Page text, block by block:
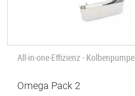
All-in-one-Effizienz - Kolbenpumpe
Omega Pack 2